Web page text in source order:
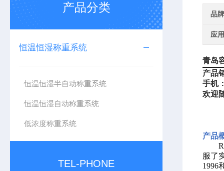
产品分类
恒温恒湿称重系统
恒温恒湿半自动称重系统
恒温恒湿自动称重系统
低浓度称重系统
TEL-PHONE
品牌
应
青岛
产品
手机
欢迎
产品
服了
1996